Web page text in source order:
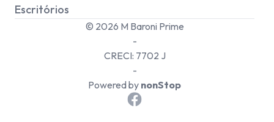
Escritórios
© 2026 M Baroni Prime
-
CRECI: 7702 J
-
Powered by nonStop